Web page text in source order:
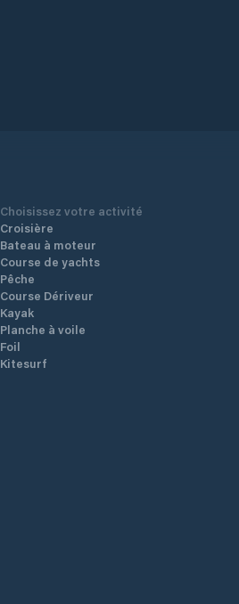
Choisissez votre activité
Croisière
Bateau à moteur
Course de yachts
Pêche
Course Dériveur
Kayak
Planche à voile
Foil
Kitesurf